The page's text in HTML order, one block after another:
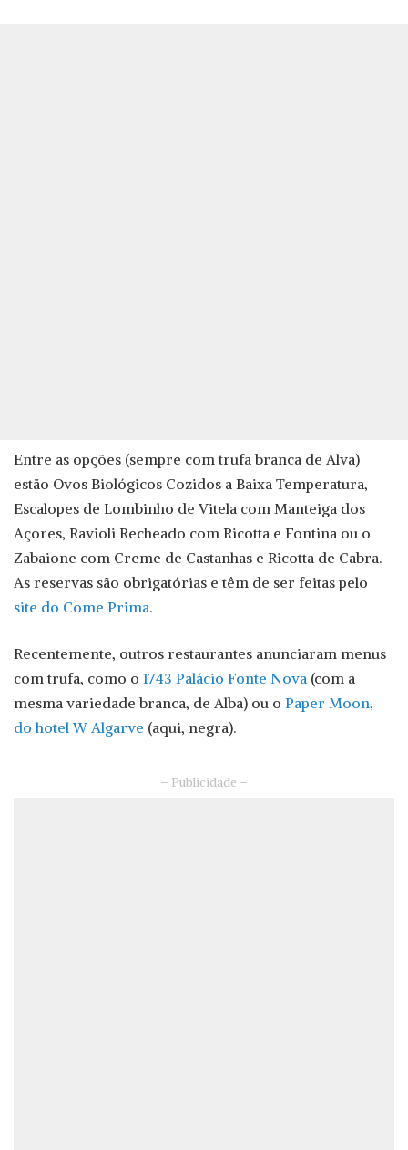
Entre as opções (sempre com trufa branca de Alva)
estão Ovos Biológicos Cozidos a Baixa Temperatura,
Escalopes de Lombinho de Vitela com Manteiga dos
Açores, Ravioli Recheado com Ricotta e Fontina ou o
Zabaione com Creme de Castanhas e Ricotta de Cabra.
As reservas são obrigatórias e têm de ser feitas pelo
site do Come Prima.
Recentemente, outros restaurantes anunciaram menus
com trufa, como o 1743 Palácio Fonte Nova (com a
mesma variedade branca, de Alba) ou o Paper Moon,
do hotel W Algarve (aqui, negra).
– Publicidade –